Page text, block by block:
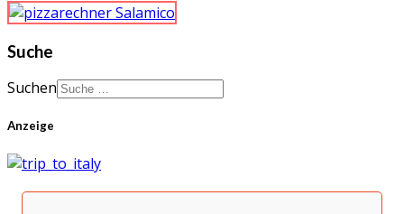
Suche
Suchen
Anzeige